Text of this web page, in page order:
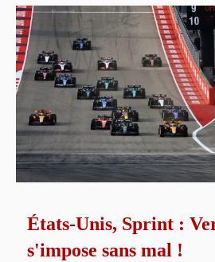
États-Unis, Sprint :
s'impose sans mal !